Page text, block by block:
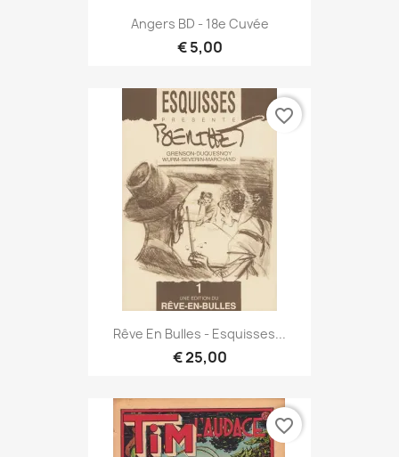
Angers BD - 18e Cuvée
€ 5,00
Rêve En Bulles - Esquisses...
€ 25,00
favorite_border
favorite_border